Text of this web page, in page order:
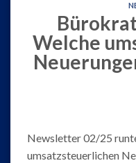
Welche
Newsletter 02/25
umsatzsteuerlichen